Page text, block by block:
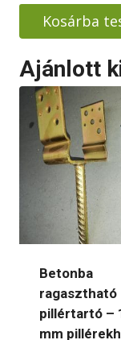
Kosárba
Ajánlott
Betonba
ragasztható
pillértartó –
mm